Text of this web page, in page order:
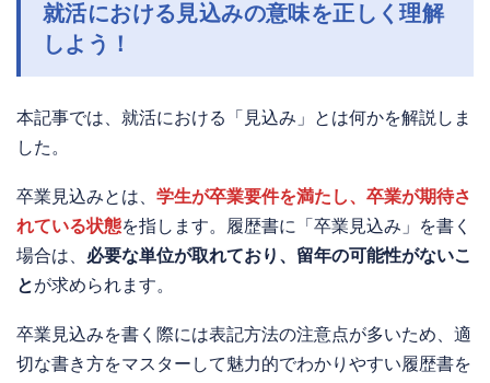
就活における見込みの意味を正しく理解
しよう！
本記事では、就活における「見込み」とは何かを解説しま
した。
卒業見込みとは、 学生が卒業要件を満たし、卒業が期待さ
れている状態を指します。履歴書に「卒業見込み」を書く
場合は、 必要な単位が取れており、留年の可能性がないこ
とが求められます。
卒業見込みを書く際には表記方法の注意点が多いため、適
切な書き方をマスターして魅力的でわかりやすい履歴書を